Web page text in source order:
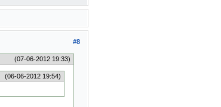
#8
(07-06-2012 19:33)
(06-06-2012 19:54)